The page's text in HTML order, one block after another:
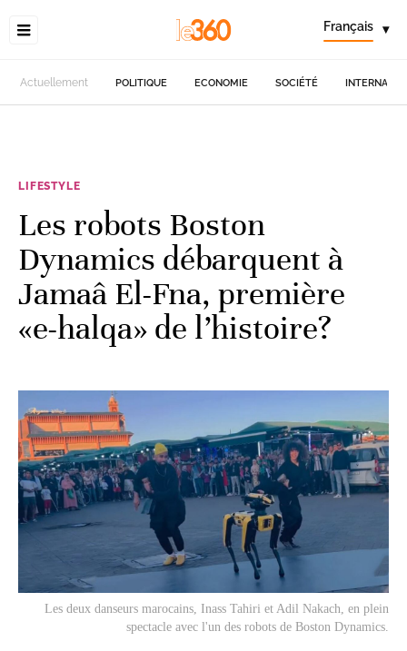
Français ▾
Actuellement POLITIQUE ECONOMIE SOCIÉTÉ
LIFESTYLE
Les robots Boston
Dynamics débarquent à
Jamaâ El-Fna, première
«e-halqa» de l’histoire?
Les deux danseurs marocains, Inass Tahiri et Adil Nakach, en plein
spectacle avec l'un des robots de Boston Dynamics.